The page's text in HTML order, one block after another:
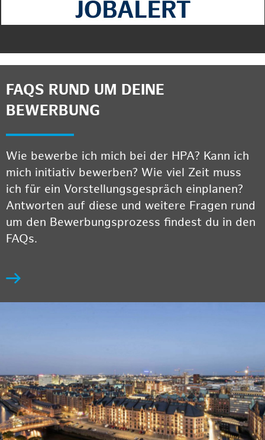
FAQS RUND UM DEINE
BEWERBUNG
Wie bewerbe ich mich bei der HPA? Kann ich
mich initiativ bewerben? Wie viel Zeit muss
ich für ein Vorstellungsgespräch einplanen?
Antworten auf diese und weitere Fragen rund
um den Bewerbungsprozess findest du in den
FAQs.